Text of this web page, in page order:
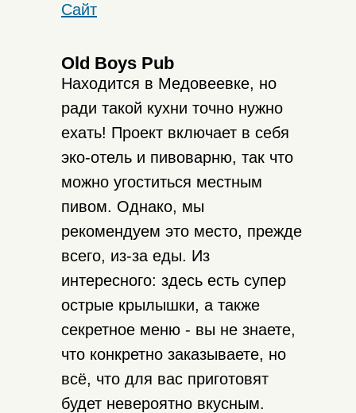
Сайт
Находится в Медовеевке, но
ради такой кухни точно нужно
ехать! Проект включает в себя
эко-отель и пивоварню, так что
можно угоститься местным
пивом. Однако, мы
рекомендуем это место, прежде
всего, из-за еды. Из
интересного: здесь есть супер
острые крылышки, а также
секретное меню - вы не знаете,
что конкретно заказываете, но
всё, что для вас приготовят
будет невероятно вкусным.
Old Boys Pub